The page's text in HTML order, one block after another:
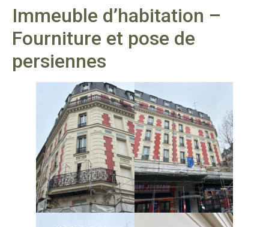
Immeuble d’habitation –
Fourniture et pose de
persiennes